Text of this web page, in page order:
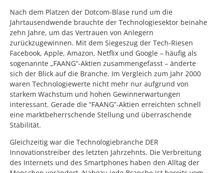
Nach dem Platzen der Dotcom-Blase rund um die
Jahrtausendwende brauchte der Technologiesektor beinahe
zehn Jahre, um das Vertrauen von Anlegern
zurückzugewinnen. Mit dem Siegeszug der Tech-Riesen
Facebook, Apple, Amazon, Netflix und Google – häufig als
sogenannte „FAANG“-Aktien zusammengefasst – änderte
sich der Blick auf die Branche. Im Vergleich zum Jahr 2000
waren Technologiewerte nicht mehr nur aufgrund von
starkem Wachstum und hohen Gewinnerwartungen
interessant. Gerade die “FAANG”-Aktien erreichten schnell
eine marktbeherrschende Stellung und überraschende
Stabilität.
Gleichzeitig war die Technologiebranche DER
Innovationstreiber des letzten Jahrzehnts. Die Verbreitung
des Internets und des Smartphones haben den Alltag der